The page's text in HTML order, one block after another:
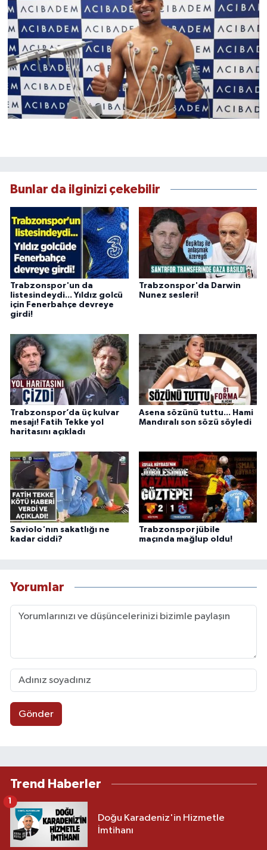
Bunlar da ilginizi çekebilir
Trabzonspor'un da
listesindeydi... Yıldız golcü
için Fenerbahçe devreye
girdi!
Trabzonspor'da Darwin
Nunez sesleri!
Trabzonspor’da üç kulvar
mesajı! Fatih Tekke yol
haritasını açıkladı
Asena sözünü tuttu... Hami
Mandıralı son sözü söyledi
Saviolo'nın sakatlığı ne
kadar ciddi?
Trabzonspor jübile
maçında mağlup oldu!
Yorumlar
Gönder
Trend Haberler
Doğu Karadeniz'in Hizmetle
İmtihanı